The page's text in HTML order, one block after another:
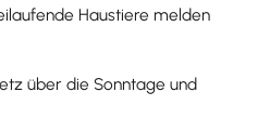
Haustiere melden
über die Sonntage und